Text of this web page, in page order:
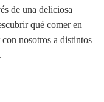
de una deliciosa
qué comer en
nosotros a distintos